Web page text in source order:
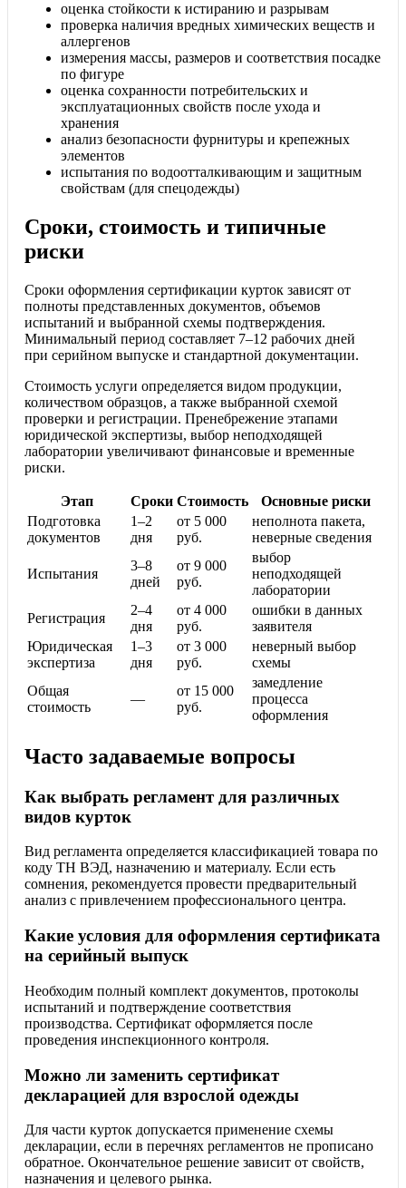
оценка стойкости к истиранию и разрывам
проверка наличия вредных химических веществ и
аллергенов
измерения массы, размеров и соответствия посадке
по фигуре
оценка сохранности потребительских и
эксплуатационных свойств после ухода и
хранения
анализ безопасности фурнитуры и крепежных
элементов
испытания по водоотталкивающим и защитным
свойствам (для спецодежды)
Сроки, стоимость и типичные
риски
Сроки оформления сертификации курток зависят от
полноты представленных документов, объемов
испытаний и выбранной схемы подтверждения.
Минимальный период составляет 7–12 рабочих дней
при серийном выпуске и стандартной документации.
Стоимость услуги определяется видом продукции,
количеством образцов, а также выбранной схемой
проверки и регистрации. Пренебрежение этапами
юридической экспертизы, выбор неподходящей
лаборатории увеличивают финансовые и временные
риски.
Этап Сроки Стоимость
Основные риски
Подготовка
документов
1–2
дня
от 5 000
руб.
неполнота пакета,
неверные сведения
Испытания
3–8
дней
от 9 000
руб.
выбор
неподходящей
лаборатории
Регистрация
2–4
дня
от 4 000
руб.
ошибки в данных
заявителя
Юридическая
экспертиза
1–3
дня
от 3 000
руб.
неверный выбор
схемы
Общая
стоимость
—
от 15 000
руб.
замедление
процесса
оформления
Часто задаваемые вопросы
Как выбрать регламент для различных
видов курток
Вид регламента определяется классификацией товара по
коду ТН ВЭД, назначению и материалу. Если есть
сомнения, рекомендуется провести предварительный
анализ с привлечением профессионального центра.
Какие условия для оформления сертификата
на серийный выпуск
Необходим полный комплект документов, протоколы
испытаний и подтверждение соответствия
производства. Сертификат оформляется после
проведения инспекционного контроля.
Можно ли заменить сертификат
декларацией для взрослой одежды
Для части курток допускается применение схемы
декларации, если в перечнях регламентов не прописано
обратное. Окончательное решение зависит от свойств,
назначения и целевого рынка.